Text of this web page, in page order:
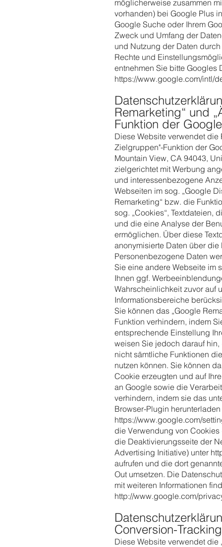
möglicherweise zusammen
vorhanden) bei Google Plus
Google Suche oder Ihrem
Zweck und Umfang der
und Nutzung der Daten
Rechte und
entnehmen Sie bitte Googles
https://www.google.com/intl/
Remarketing“ und
Funktion der
Diese Website verwendet
Zielgruppen"-Funktion der
Mountain View, CA 94043,
zielgerichtet mit Werbung
und interessenbezogene
Webseiten im sog. „Google
Remarketing“ bzw. die
sog. „Cookies“, Textdateien,
und die eine Analyse der
ermöglichen. Über diese
anonymisierte Daten über
Personenbezogene Daten
Sie eine andere Webseite im
Ihnen ggf.
Wahrscheinlichkeit zuvor auf
Informationsbereiche
Sie können das „Google
Funktion verhindern, indem
entsprechende Einstellung
weisen Sie jedoch darauf
nicht sämtliche Funktionen
nutzen können. Sie können
Cookie erzeugten und auf
an Google sowie die
verhindern, indem sie das
Browser-Plugin
https://www.google.com/
die Verwendung von
die Deaktivierungsseite der
Advertising Initiative) unter
aufrufen und die dort
Out umsetzen. Die
mit weiteren Informationen
http://www.google.com/
Conversion-
Diese Website verwendet die